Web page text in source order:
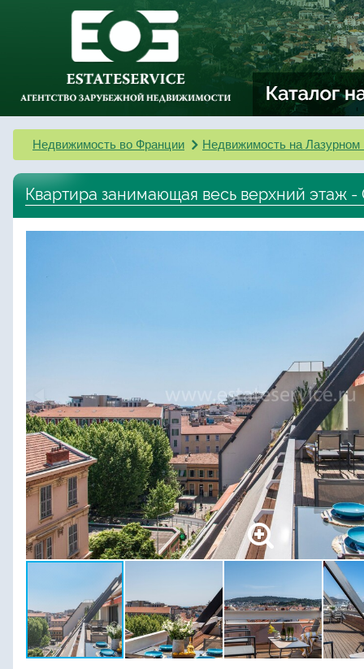
Недвижимость во Франции Недвижимость на Лазурном
Квартира занимающая весь верхний этаж -